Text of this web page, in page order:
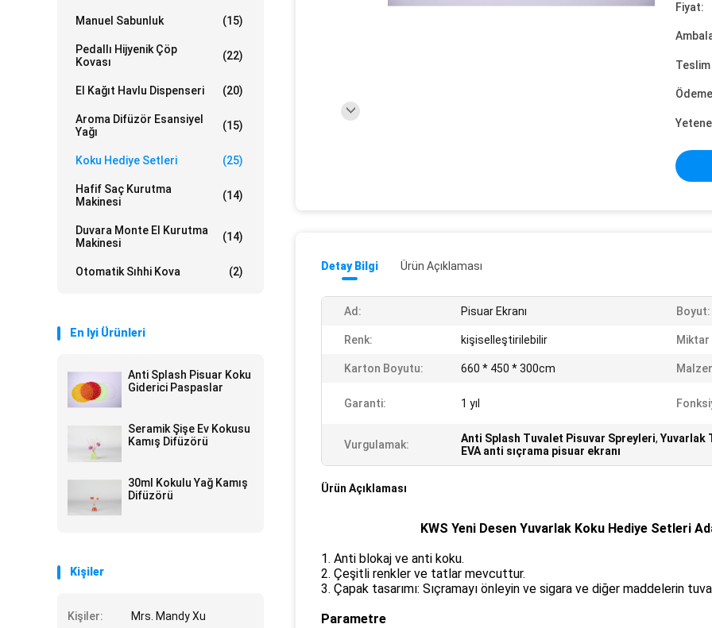
Manuel Sabunluk (15)
Pedallı Hijyenik Çöp
Kovası
(22)
El Kağıt Havlu Dispenseri (20)
Aroma Difüzör Esansiyel
Yağı
(15)
Koku Hediye Setleri (25)
Hafif Saç Kurutma
Makinesi
(14)
Duvara Monte El Kurutma
Makinesi
(14)
Otomatik Sıhhi Kova (2)
En Iyi Ürünleri
Anti Splash Pisuar Koku
Giderici Paspaslar
Seramik Şişe Ev Kokusu
Kamış Difüzörü
30ml Kokulu Yağ Kamış
Difüzörü
Kişiler
Kişiler:
Mrs. Mandy Xu
Fiyat:
Detay Bilgi Ürün Açıklaması
Ad: Pisuar Ekranı Boyut:
Renk: kişiselleştirilebilir Miktar
Karton Boyutu: 660 * 450 * 300cm
Garanti: 1 yıl
Vurgulamak: Anti Splash Tuvalet Pisuvar Spreyleri, Yuvarlak
EVA anti sıçrama pisuar ekranı
Ürün Açıklaması
KWS Yeni Desen Yuvarlak Koku Hediye Setleri
1. Anti blokaj ve anti koku.
2. Çeşitli renkler ve tatlar mevcuttur.
3. Çapak tasarımı: Sıçramayı önleyin ve sigara ve diğer maddelerin
Parametre